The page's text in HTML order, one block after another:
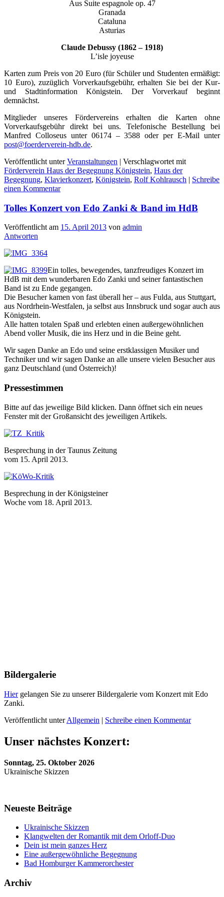
Aus Suite espagnole op. 47
Granada
Cataluna
Asturias
Claude Debussy (1862 – 1918)
L’isle joyeuse
Karten zum Preis von 20 Euro (für Schüler und Studenten ermäßigt:
10 Euro), zuzüglich Vorverkaufsgebühr, erhalten Sie bei der Kur-
und Stadtinformation Königstein. Der Vorverkauf beginnt
demnächst.
Mitglieder unseres Fördervereins erhalten die Karten ohne
Vorverkaufsgebühr direkt bei uns. Telefonische Bestellung bei
Manfred Colloseus unter 06174 – 3588 oder per E-Mail unter
post@foerderverein-hdb.de.
Veröffentlicht unter Veranstaltungen | Verschlagwortet mit
Förderverein Haus der Begegnung Königstein, Haus der
Begegnung, Klavierkonzert, Königstein, Rolf Kohlrausch | Schreibe
einen Kommentar
Tolles Konzert von Edo Zanki & Band im HdB
Veröffentlicht am 15. April 2013 von admin
Antworten
Ein tolles, bewegendes, tanzfreudiges Konzert im
HdB mit dem wunderbaren Edo Zanki und seiner fantastischen
Band ist zu Ende gegangen.
Die Besucher kamen von fast überall her – aus Fulda, aus Stuttgart,
aus Nordrhein-Westfalen, ja selbst aus Innsbruck und sogar auch aus
Königstein.
Alle hatten totalen Spaß und erlebten einen außergewöhnlichen
Abend voller Musik, die ins Herz und in die Beine geht.
Wir sagen Danke an Edo und seine erstklassigen Musiker und
Techniker und wir sagen Danke an alle unsere vielen Besucher aus
ganz Deutschland (und Österreich)!
Pressestimmen
Bitte auf das jeweilige Bild klicken. Dann öffnet sich ein neues
Fenster mit der Großansicht des jeweiligen Artikels.
Besprechung in der Taunus Zeitung
vom 15. April 2013.
Besprechung in der Königsteiner
Woche vom 18. April 2013.
Bildergalerie
Hiergelangen Sie zu unserer Bildergalerie vom Konzert mit Edo
Zanki.
Veröffentlicht unter Allgemein | Schreibe einen Kommentar
Unser nächstes Konzert:
Sonntag, 25. Oktober 2026
Ukrainische Skizzen
Neueste Beiträge
Ukrainische Skizzen
Klangwelten der Romantik mit dem Orloff-Duo
Dein ist mein ganzes Herz
Eine außergewöhnliche Begegnung
Bad Homburger Kammerorchester
Archiv